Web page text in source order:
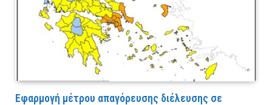
Εφαρμογή μέτρου απαγόρευσης διέλευσης σε